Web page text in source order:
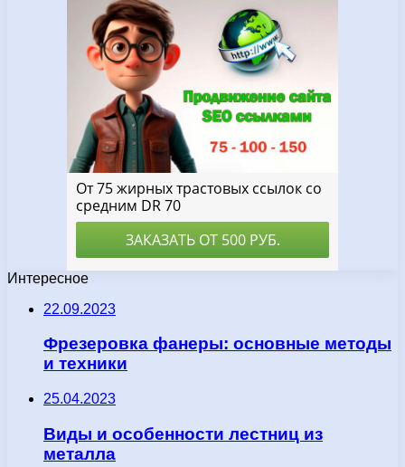
Интересное
22.09.2023
Фрезеровка фанеры: основные методы
и техники
25.04.2023
Виды и особенности лестниц из
металла